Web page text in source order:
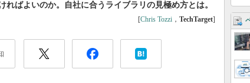
ばよいのか。自社に合うライブラリの見極め方とは。
[Chris Tozzi ， TechTarget]